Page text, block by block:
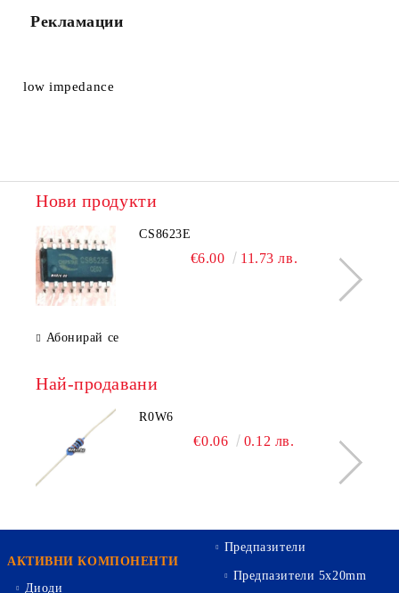
Рекламации
low impedance
Нови продукти
CS8623E
€6.00 11.73 лв.
Абонирай се
Най-продавани
R0W6
€0.06 0.12 лв.
АКТИВНИ КОМПОНЕНТИ
Диоди
Предпазители
Предпазители 5х20mm